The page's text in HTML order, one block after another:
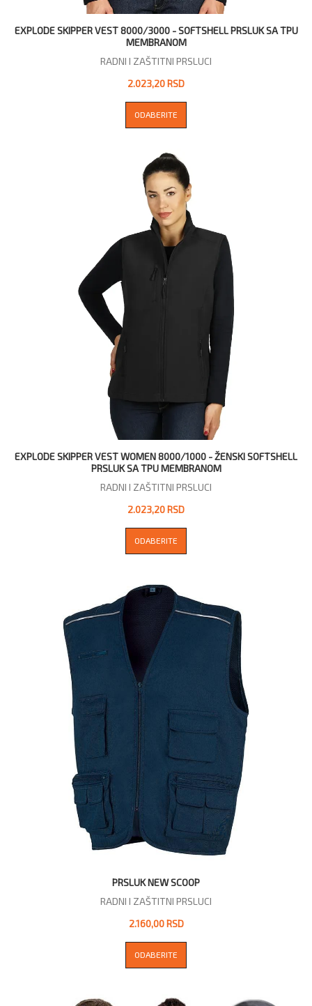
EXPLODE SKIPPER VEST 8000/3000 - SOFTSHELL PRSLUK SA TPU
MEMBRANOM
RADNI I ZAŠTITNI PRSLUCI
2.023,20 RSD
ODABERITE
EXPLODE SKIPPER VEST WOMEN 8000/1000 - ŽENSKI SOFTSHELL
PRSLUK SA TPU MEMBRANOM
RADNI I ZAŠTITNI PRSLUCI
2.023,20 RSD
ODABERITE
PRSLUK NEW SCOOP
RADNI I ZAŠTITNI PRSLUCI
2.160,00 RSD
ODABERITE